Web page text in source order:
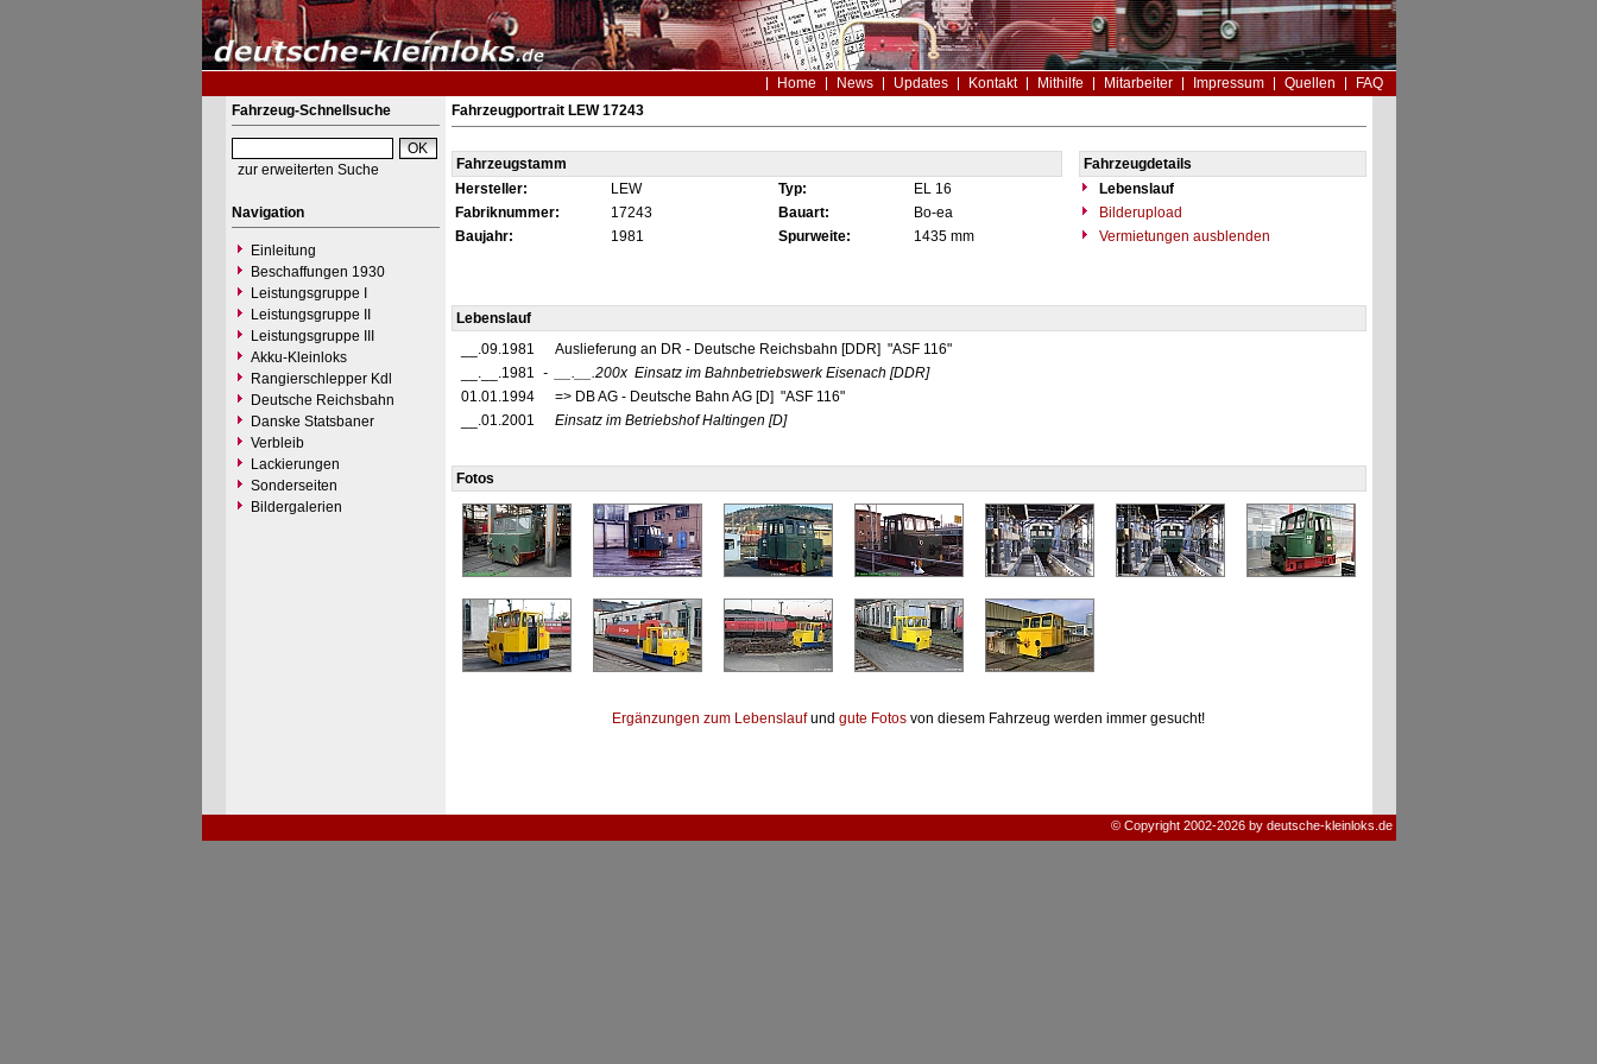
Home News Updates Kontakt Mithilfe Mitarbeiter Impressum Quellen
FAQ
Fahrzeug-Schnellsuche
zur erweiterten Suche
Navigation
Einleitung
Beschaffungen 1930
Leistungsgruppe I
Leistungsgruppe II
Leistungsgruppe III
Akku-Kleinloks
Rangierschlepper Kdl
Deutsche Reichsbahn
Danske Statsbaner
Verbleib
Lackierungen
Sonderseiten
Bildergalerien
Fahrzeugportrait LEW 17243
Fahrzeugstamm
Fahrzeugdetails
Hersteller:
LEW Typ: EL 16
Lebenslauf
Fabriknummer:
17243 Bauart: Bo-ea
Bilderupload
Baujahr:
1981 Spurweite: 1435 mm Vermietungen ausblenden
Lebenslauf
__.09.1981
Auslieferung an DR - Deutsche Reichsbahn [DDR] "ASF 116"
__.__.1981 - __.__.200x Einsatz im Bahnbetriebswerk Eisenach [DDR]
01.01.1994
=> DB AG - Deutsche Bahn AG [D] "ASF 116"
__.01.2001
Einsatz im Betriebshof Haltingen [D]
Fotos
Ergänzungen zum Lebenslaufund gute Fotos von diesem Fahrzeug werden immer gesucht!
© Copyright 2002-2026 by deutsche-kleinloks.de